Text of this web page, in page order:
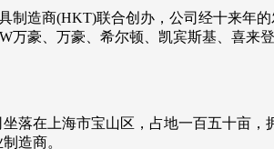
制造商(HKT)联合创办，公司经十来年
万豪、万豪、希尔顿、凯宾斯基、喜
坐落在上海市宝山区，占地一百五十亩
造商。